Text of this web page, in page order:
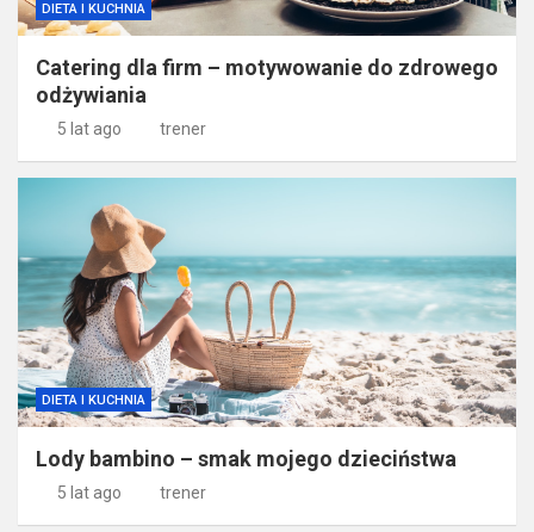
DIETA I KUCHNIA
Catering dla firm – motywowanie do zdrowego
odżywiania
5 lat ago trener
DIETA I KUCHNIA
Lody bambino – smak mojego dzieciństwa
5 lat ago trener